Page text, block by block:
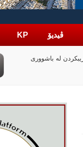
ڤیدیۆ KP
چۆن
بووبە